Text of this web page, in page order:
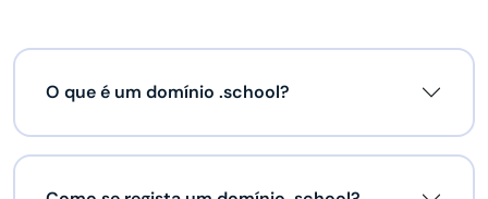
O que é um domínio .school?